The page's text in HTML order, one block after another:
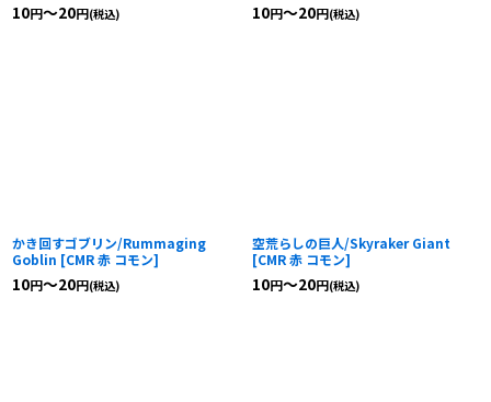
10円～20円(税込) 10円～20円(税込)
かき回すゴブリン/Rummaging
Goblin [CMR 赤 コモン]
10円～20円(税込)
空荒らしの巨人/Skyraker Giant
[CMR 赤 コモン]
10円～20円(税込)